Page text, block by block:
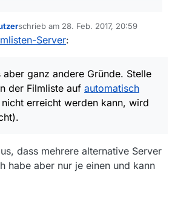
sagte: Mit dem neuen Team sind
die Server umgestellt worden.
ich http://m1.picn.de/f/Filmliste-
aber ganz andere Gründe. Stelle
der Filmliste auf
schrieb am 28. Feb. 2017, 20:59
zuletzt editiert von
Server:
aber ganz andere Gründe. Stelle
der Filmliste auf automatisch
erreicht werden kann, wird
dass mehrere alternative Server
habe aber nur je einen und kann